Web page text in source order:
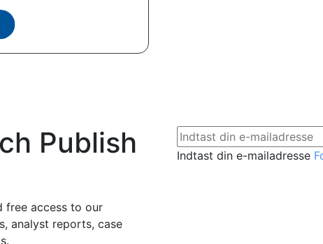
Publish
free access to our
analyst reports, case
Indtast din e-mailadresse